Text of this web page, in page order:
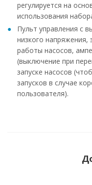
регулируется на
использования
Пульт управления с
низкого напряжения,
работы насосов,
(выключение при
запуске насосов
запусков в случае
пользователя).